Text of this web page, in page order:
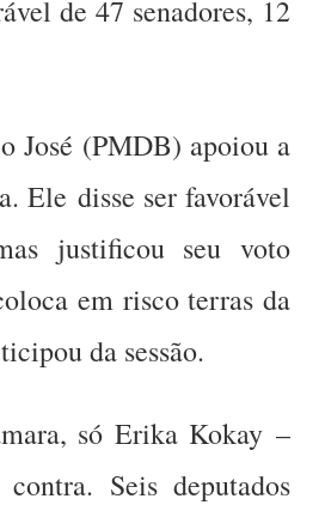
de 47 senadores, 12
José (PMDB) apoiou a
Ele disse ser favorável
justificou seu voto
em risco terras da
da sessão.
só Erika Kokay –
Seis deputados